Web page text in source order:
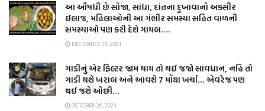
આ ઔષધી છે સોજા, સાંધા, દાંતના દુખાવાનો અકસીર
ઈલાજ, મહિલાઓની આ ગંભીર સમસ્યા સહિત વાળની
સમસ્યાઓ પણ કરી દેશે ગાયબ….
DECEMBER 24, 2021
ગાડીનું એર ફિલ્ટર જામ થાય તો થઈ જજો સાવધાન, નહિ તો
ગાડી થશે ખરાબ અને આવશે 7 મોંઘા ખર્ચા… એવરેજ પણ
થઈ જશે ઓછી…
OCTOBER 26, 2023